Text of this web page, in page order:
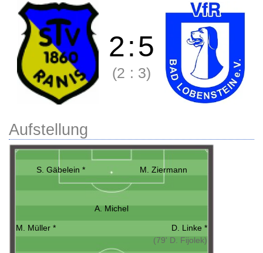
2:5
(2 : 3)
Aufstellung
S. Gäbelein * M. Ziermann
A. Michel
M. Müller *
D. Linke *
(79' D. Fijolek)